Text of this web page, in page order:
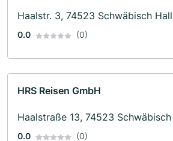
Haalstr. 3, 74523 Schwäbisch Hall
0.0 (0)
HRS Reisen GmbH
Haalstraße 13, 74523
0.0 (0)